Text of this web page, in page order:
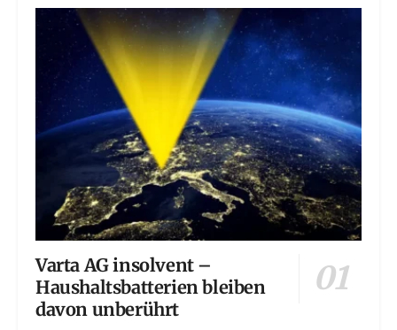
Varta AG insolvent –
Haushaltsbatterien bleiben
davon unberührt